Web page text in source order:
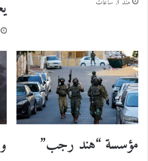
منذ 3 ساعات
مؤسسة “هند رجب”